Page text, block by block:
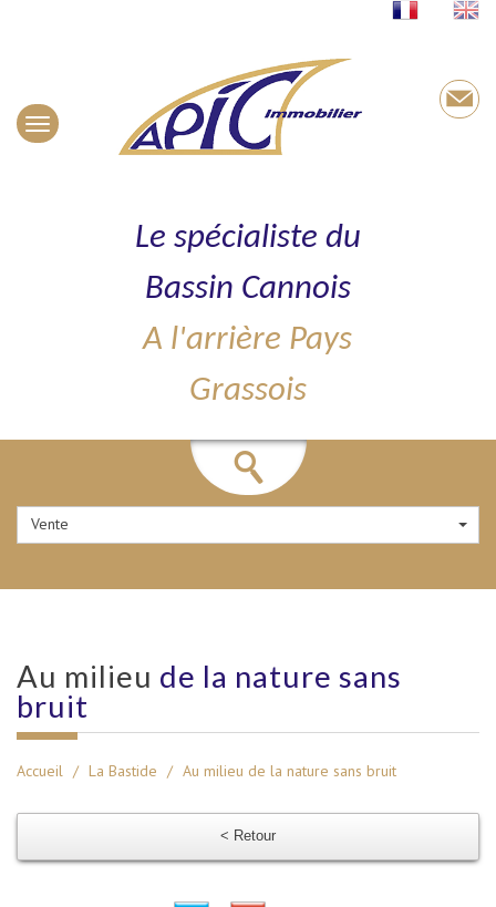
Le spécialiste du
Bassin Cannois
A l'arrière Pays
Grassois
Vente
au milieu de la nature sans
bruit
Accueil La Bastide Au milieu de la nature sans bruit
< Retour